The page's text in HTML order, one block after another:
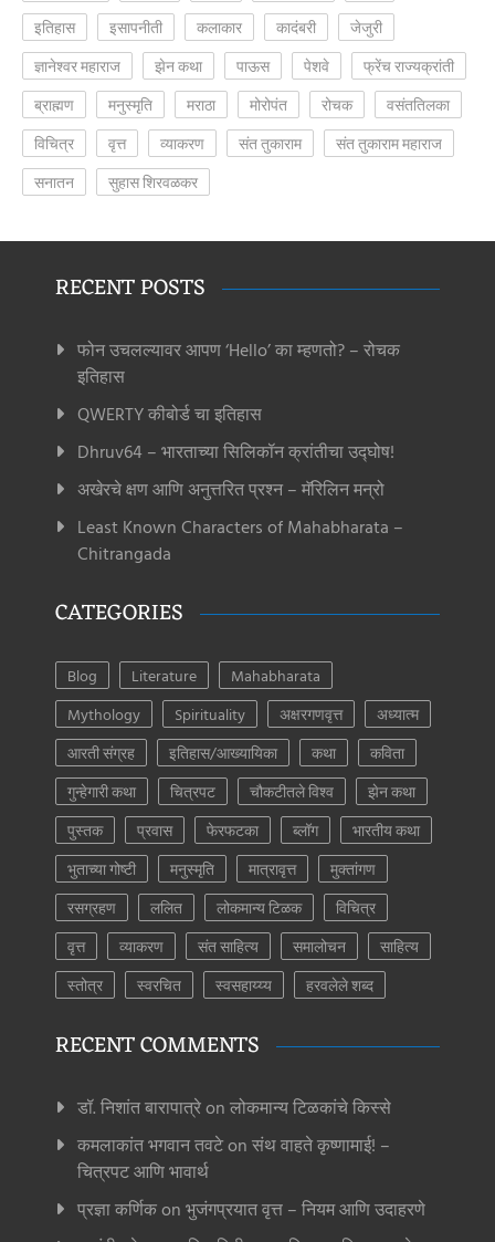
इतिहास
इसापनीती कलाकार कादंबरी
जेजुरी
ज्ञानेश्वर महाराज
झेन कथा पाऊस पेशवे
फ्रेंच राज्यक्रांती
ब्राह्मण
मनुस्मृति मराठा मोरोपंत रोचक
वसंततिलका
विचित्र
वृत्त व्याकरण संत तुकाराम
संत तुकाराम महाराज
सनातन
सुहास शिरवळकर
RECENT POSTS
फोन उचलल्यावर आपण ‘Hello’ का म्हणतो? – रोचक
इतिहास
QWERTY कीबोर्ड चा इतिहास
Dhruv64 – भारताच्या सिलिकॉन क्रांतीचा उद्घोष!
अखेरचे क्षण आणि अनुत्तरित प्रश्न – मॅरिलिन मन्रो
Least Known Characters of Mahabharata –
Chitrangada
CATEGORIES
Blog Literature
Mahabharata
Mythology
Spirituality अक्षरगणवृत्त
अध्यात्म
आरती संग्रह
इतिहास/आख्यायिका कथा
कविता
गुन्हेगारी कथा
चित्रपट चौकटीतले विश्व
झेन कथा
पुस्तक
प्रवास फेरफटका ब्लॉग
भारतीय कथा
भुताच्या गोष्टी
मनुस्मृति मात्रावृत्त
मुक्तांगण
रसग्रहण
ललित लोकमान्य टिळक
विचित्र
वृत्त
व्याकरण संत साहित्य समालोचन
साहित्य
स्तोत्र
स्वरचित स्वसहाय्य्य हरवलेले शब्द
RECENT COMMENTS
डॉ. निशांत बारापात्रेon लोकमान्य टिळकांचे किस्से
कमलाकांत भगवान तवटेon संथ वाहते कृष्णामाई! –
चित्रपट आणि भावार्थ
प्रज्ञा कर्णिकon भुजंगप्रयात वृत्त – नियम आणि उदाहरणे